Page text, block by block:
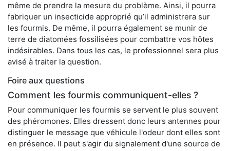
même de prendre la mesure du problème. Ainsi, il pourra
fabriquer un insecticide approprié qu’il administrera sur
les fourmis. De même, il pourra également se munir de
terre de diatomées fossilisées pour combattre vos hôtes
indésirables. Dans tous les cas, le professionnel sera plus
avisé à traiter la question.
Foire aux questions
Comment les fourmis communiquent-elles ?
Pour communiquer les fourmis se servent le plus souvent
des phéromones. Elles dressent donc leurs antennes pour
distinguer le message que véhicule l'odeur dont elles sont
en présence. Il peut s'agir du signalement d'une source de